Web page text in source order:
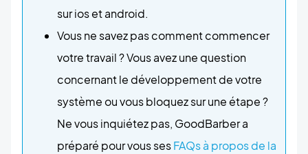
sur ios et android.
Vous ne savez pas comment commencer
votre travail ? Vous avez une question
concernant le développement de votre
système ou vous bloquez sur une étape ?
Ne vous inquiétez pas, GoodBarber a
préparé pour vous sesFAQs à propos de la